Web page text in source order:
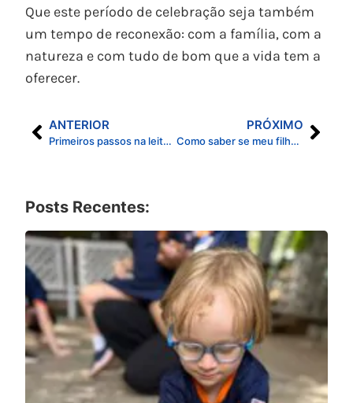
Que este período de celebração seja também
um tempo de reconexão: com a família, com a
natureza e com tudo de bom que a vida tem a
oferecer.
ANTERIOR
Primeiros passos na leitura bilíngue: como a Casa de Vó prepara as crianças
PRÓXIMO
Como saber se meu filho está se adaptando bem à escola: sinais que toda família deve conhecer
Posts Recentes: